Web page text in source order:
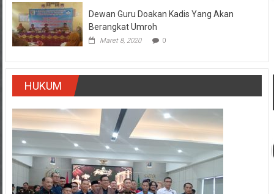
Dewan Guru Doakan Kadis Yang Akan
Berangkat Umroh
Maret 8, 2020 0
HUKUM